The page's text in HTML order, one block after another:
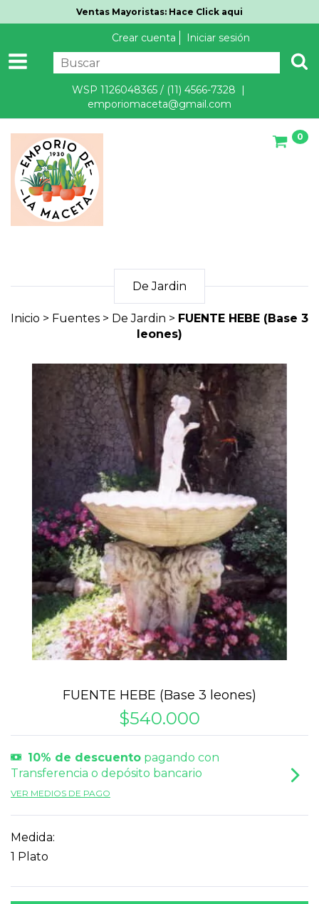
Ventas Mayoristas: Hace Click aqui
Crear cuenta Iniciar sesión
WSP 1126048365 / (11) 4566-7328 |
emporiomaceta@gmail.com
0
De Jardin
Inicio > Fuentes > De Jardin > FUENTE HEBE (Base 3
leones)
FUENTE HEBE (Base 3 leones)
$540.000
10% de descuento pagando con
Transferencia o depósito bancario
VER MEDIOS DE PAGO
Medida:
1 Plato